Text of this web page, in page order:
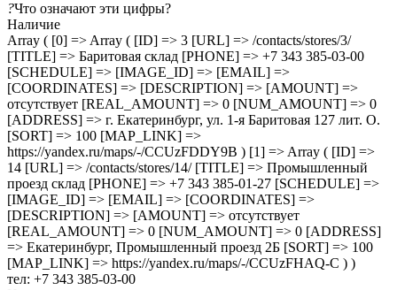
?Что означают эти цифры?
Наличие
Array ( [0] => Array ( [ID] => 3 [URL] => /contacts/stores/3/
[TITLE] => Баритовая склад [PHONE] => +7 343 385-03-00
[SCHEDULE] => [IMAGE_ID] => [EMAIL] =>
[COORDINATES] => [DESCRIPTION] => [AMOUNT] =>
отсутствует [REAL_AMOUNT] => 0 [NUM_AMOUNT] => 0
[ADDRESS] => г. Екатеринбург, ул. 1-я Баритовая 127 лит. О.
[SORT] => 100 [MAP_LINK] =>
https://yandex.ru/maps/-/CCUzFDDY9B ) [1] => Array ( [ID] =>
14 [URL] => /contacts/stores/14/ [TITLE] => Промышленный
проезд cклад [PHONE] => +7 343 385-01-27 [SCHEDULE] =>
[IMAGE_ID] => [EMAIL] => [COORDINATES] =>
[DESCRIPTION] => [AMOUNT] => отсутствует
[REAL_AMOUNT] => 0 [NUM_AMOUNT] => 0 [ADDRESS]
=> Екатеринбург, Промышленный проезд 2Б [SORT] => 100
[MAP_LINK] => https://yandex.ru/maps/-/CCUzFHAQ-C ) )
тел: +7 343 385-03-00